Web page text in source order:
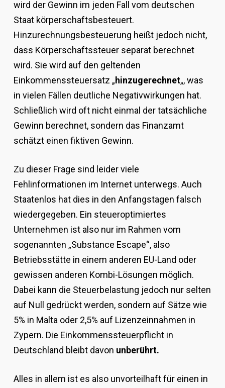
wird der Gewinn im jeden Fall vom deutschen
Staat körperschaftsbesteuert.
Hinzurechnungsbesteuerung heißt jedoch nicht,
dass Körperschaftssteuer separat berechnet
wird. Sie wird auf den geltenden
Einkommenssteuersatz „hinzugerechnet„, was
in vielen Fällen deutliche Negativwirkungen hat.
Schließlich wird oft nicht einmal der tatsächliche
Gewinn berechnet, sondern das Finanzamt
schätzt einen fiktiven Gewinn.
Zu dieser Frage sind leider viele
Fehlinformationen im Internet unterwegs. Auch
Staatenlos hat dies in den Anfangstagen falsch
wiedergegeben. Ein steueroptimiertes
Unternehmen ist also nur im Rahmen vom
sogenannten „Substance Escape“, also
Betriebsstätte in einem anderen EU-Land oder
gewissen anderen Kombi-Lösungen möglich.
Dabei kann die Steuerbelastung jedoch nur selten
auf Null gedrückt werden, sondern auf Sätze wie
5% in Malta oder 2,5% auf Lizenzeinnahmen in
Zypern. Die Einkommenssteuerpflicht in
Deutschland bleibt davon unberührt.
Alles in allem ist es also unvorteilhaft für einen in